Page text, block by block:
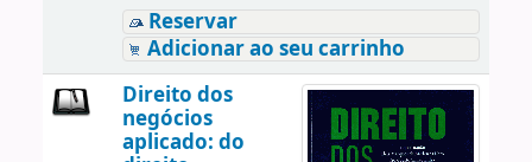
Reservar
Adicionar ao seu carrinho
Direito dos
negócios
aplicado: do